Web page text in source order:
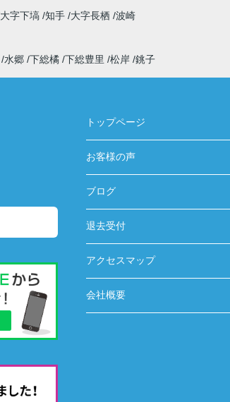
大字下塙 知手 大字長栖 波崎
水郷 下総橘 下総豊里 松岸 銚子
トップページ
お客様の声
ブログ
退去受付
アクセスマップ
会社概要